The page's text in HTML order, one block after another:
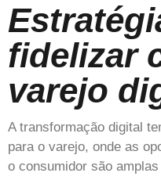
fidelizar
varejo
A transformação digital
para o varejo, onde as
o consumidor são